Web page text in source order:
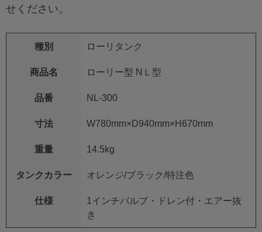
せください。
種別 ローリタンク
商品名 ローリー型 NＬ型
品番 NL-300
寸法 W780mm×D940mm×H670mm
重量 14.5kg
タンクカラー オレンジ/ブラック/特注色
仕様
1インチバルブ・ドレン付・エアー抜
き